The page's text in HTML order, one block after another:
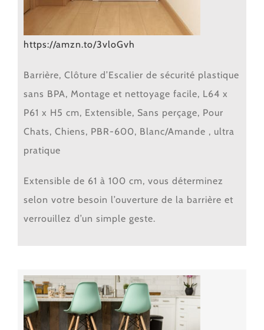
https://amzn.to/3vloGvh
Barrière, Clôture d’Escalier de sécurité plastique
sans BPA, Montage et nettoyage facile, L64 x
P61 x H5 cm, Extensible, Sans perçage, Pour
Chats, Chiens, PBR-600, Blanc/Amande , ultra
pratique
Extensible de 61 à 100 cm, vous déterminez
selon votre besoin l’ouverture de la barrière et
verrouillez d’un simple geste.